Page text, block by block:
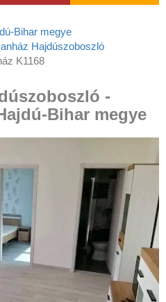
Bihar megye
Hajdúszoboszló
K1168
-
Bihar megye